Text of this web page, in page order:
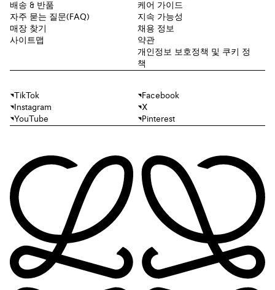
배송 & 반품
자주 묻는 질문(FAQ)
매장 찾기
사이트맵
케어 가이드
지속 가능성
채용 정보
약관
개인정보 보호정책 및 쿠키 정
책
TikTok
Facebook
Instagram
X
YouTube
Pinterest